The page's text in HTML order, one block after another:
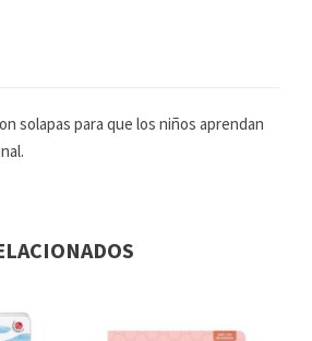
solapas para que los niños aprendan